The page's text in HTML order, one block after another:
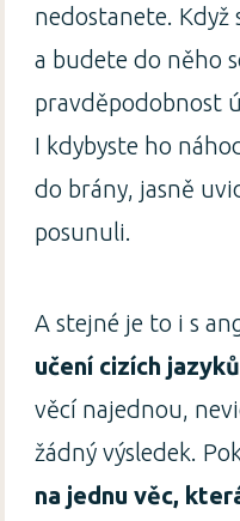
nedostanete. Když
a budete do něho
pravděpodobnost
I kdybyste ho
do brány, jasně
posunuli.
A stejné je to i s
učení cizích jazyků
věcí najednou,
žádný výsledek.
na jednu věc,